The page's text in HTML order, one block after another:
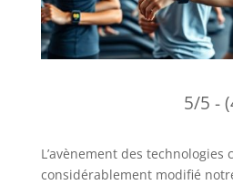
5/5 -
L’avènement des technologies
considérablement modifié